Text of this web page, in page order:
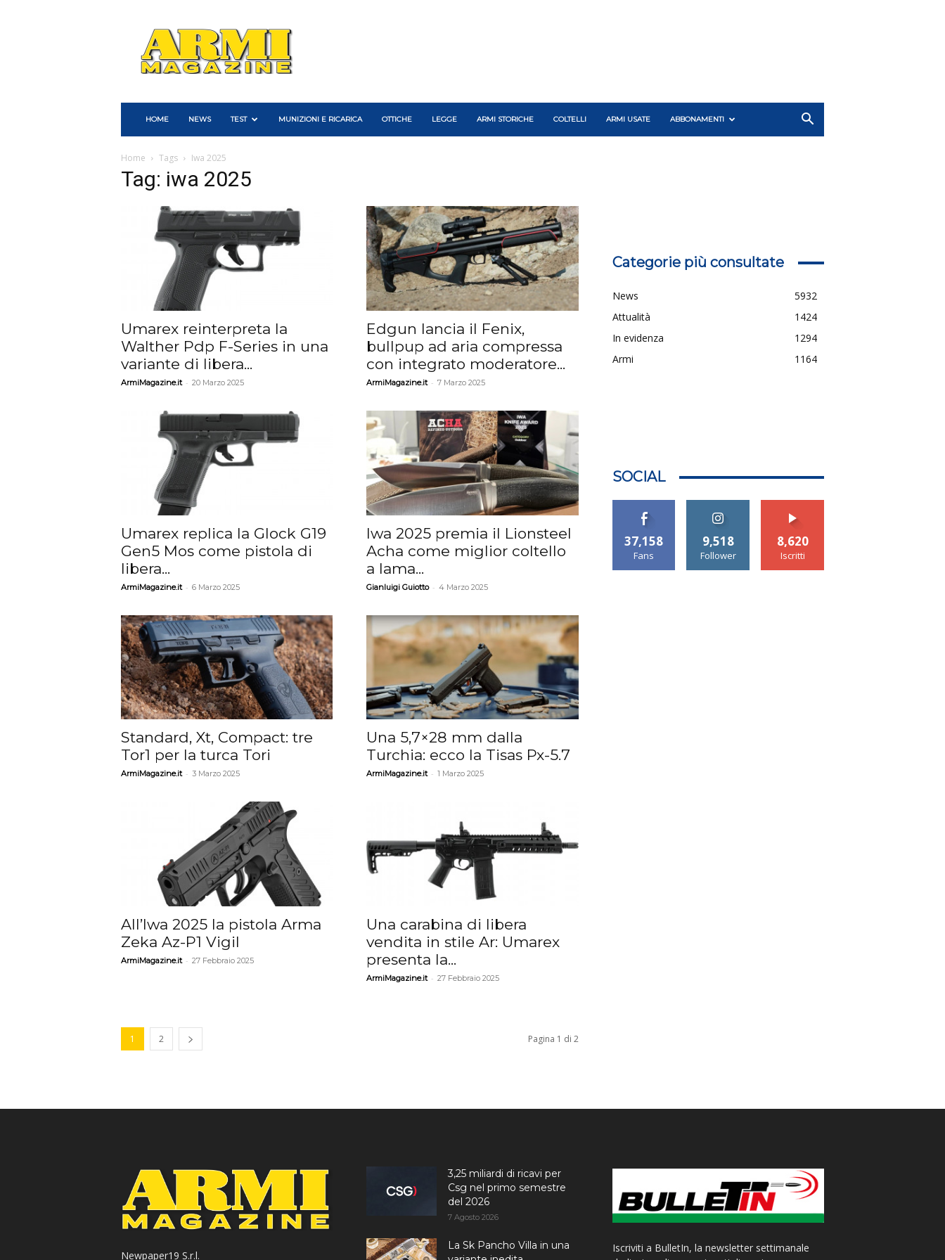
Armi
Magazine
HOME NEWS TEST MUNIZIONI E RICARICA OTTICHE LEGGE ARMI STORICHE COLTELLI ARMI USATE ABBONAMENTI
Home Tags Iwa 2025
Tag: iwa 2025
Umarex reinterpreta la
Walther Pdp F-Series in una
variante di libera...
ArmiMagazine.it - 20 Marzo 2025
Edgun lancia il Fenix,
bullpup ad aria compressa
con integrato moderatore...
ArmiMagazine.it - 7 Marzo 2025
Umarex replica la Glock G19
Gen5 Mos come pistola di
libera...
ArmiMagazine.it - 6 Marzo 2025
Iwa 2025 premia il Lionsteel
Acha come miglior coltello
a lama...
Gianluigi Guiotto - 4 Marzo 2025
Standard, Xt, Compact: tre
Tor1 per la turca Tori
ArmiMagazine.it - 3 Marzo 2025
Una 5,7×28 mm dalla
Turchia: ecco la Tisas Px-5.7
ArmiMagazine.it - 1 Marzo 2025
All’Iwa 2025 la pistola Arma
Zeka Az-P1 Vigil
ArmiMagazine.it - 27 Febbraio 2025
Una carabina di libera
vendita in stile Ar: Umarex
presenta la...
ArmiMagazine.it - 27 Febbraio 2025
1 2 Pagina 1 di 2
Categorie più consultate
News
5932
Attualità
1424
In evidenza
1294
Armi
1164
SOCIAL
37,158
Fans
9,518
Follower
8,620
Iscritti
Newpaper19 S.r.l.
3,25 miliardi di ricavi per
Csg nel primo semestre
del 2026
7 Agosto 2026
La Sk Pancho Villa in una
Iscriviti a BulletIn, la newsletter settimanale